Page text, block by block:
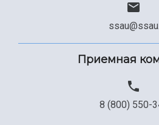
Сведения об
Официальные документы
Приемная
8 (800) 550-